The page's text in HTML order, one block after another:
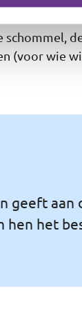
(voor wie
geeft aan
hen het